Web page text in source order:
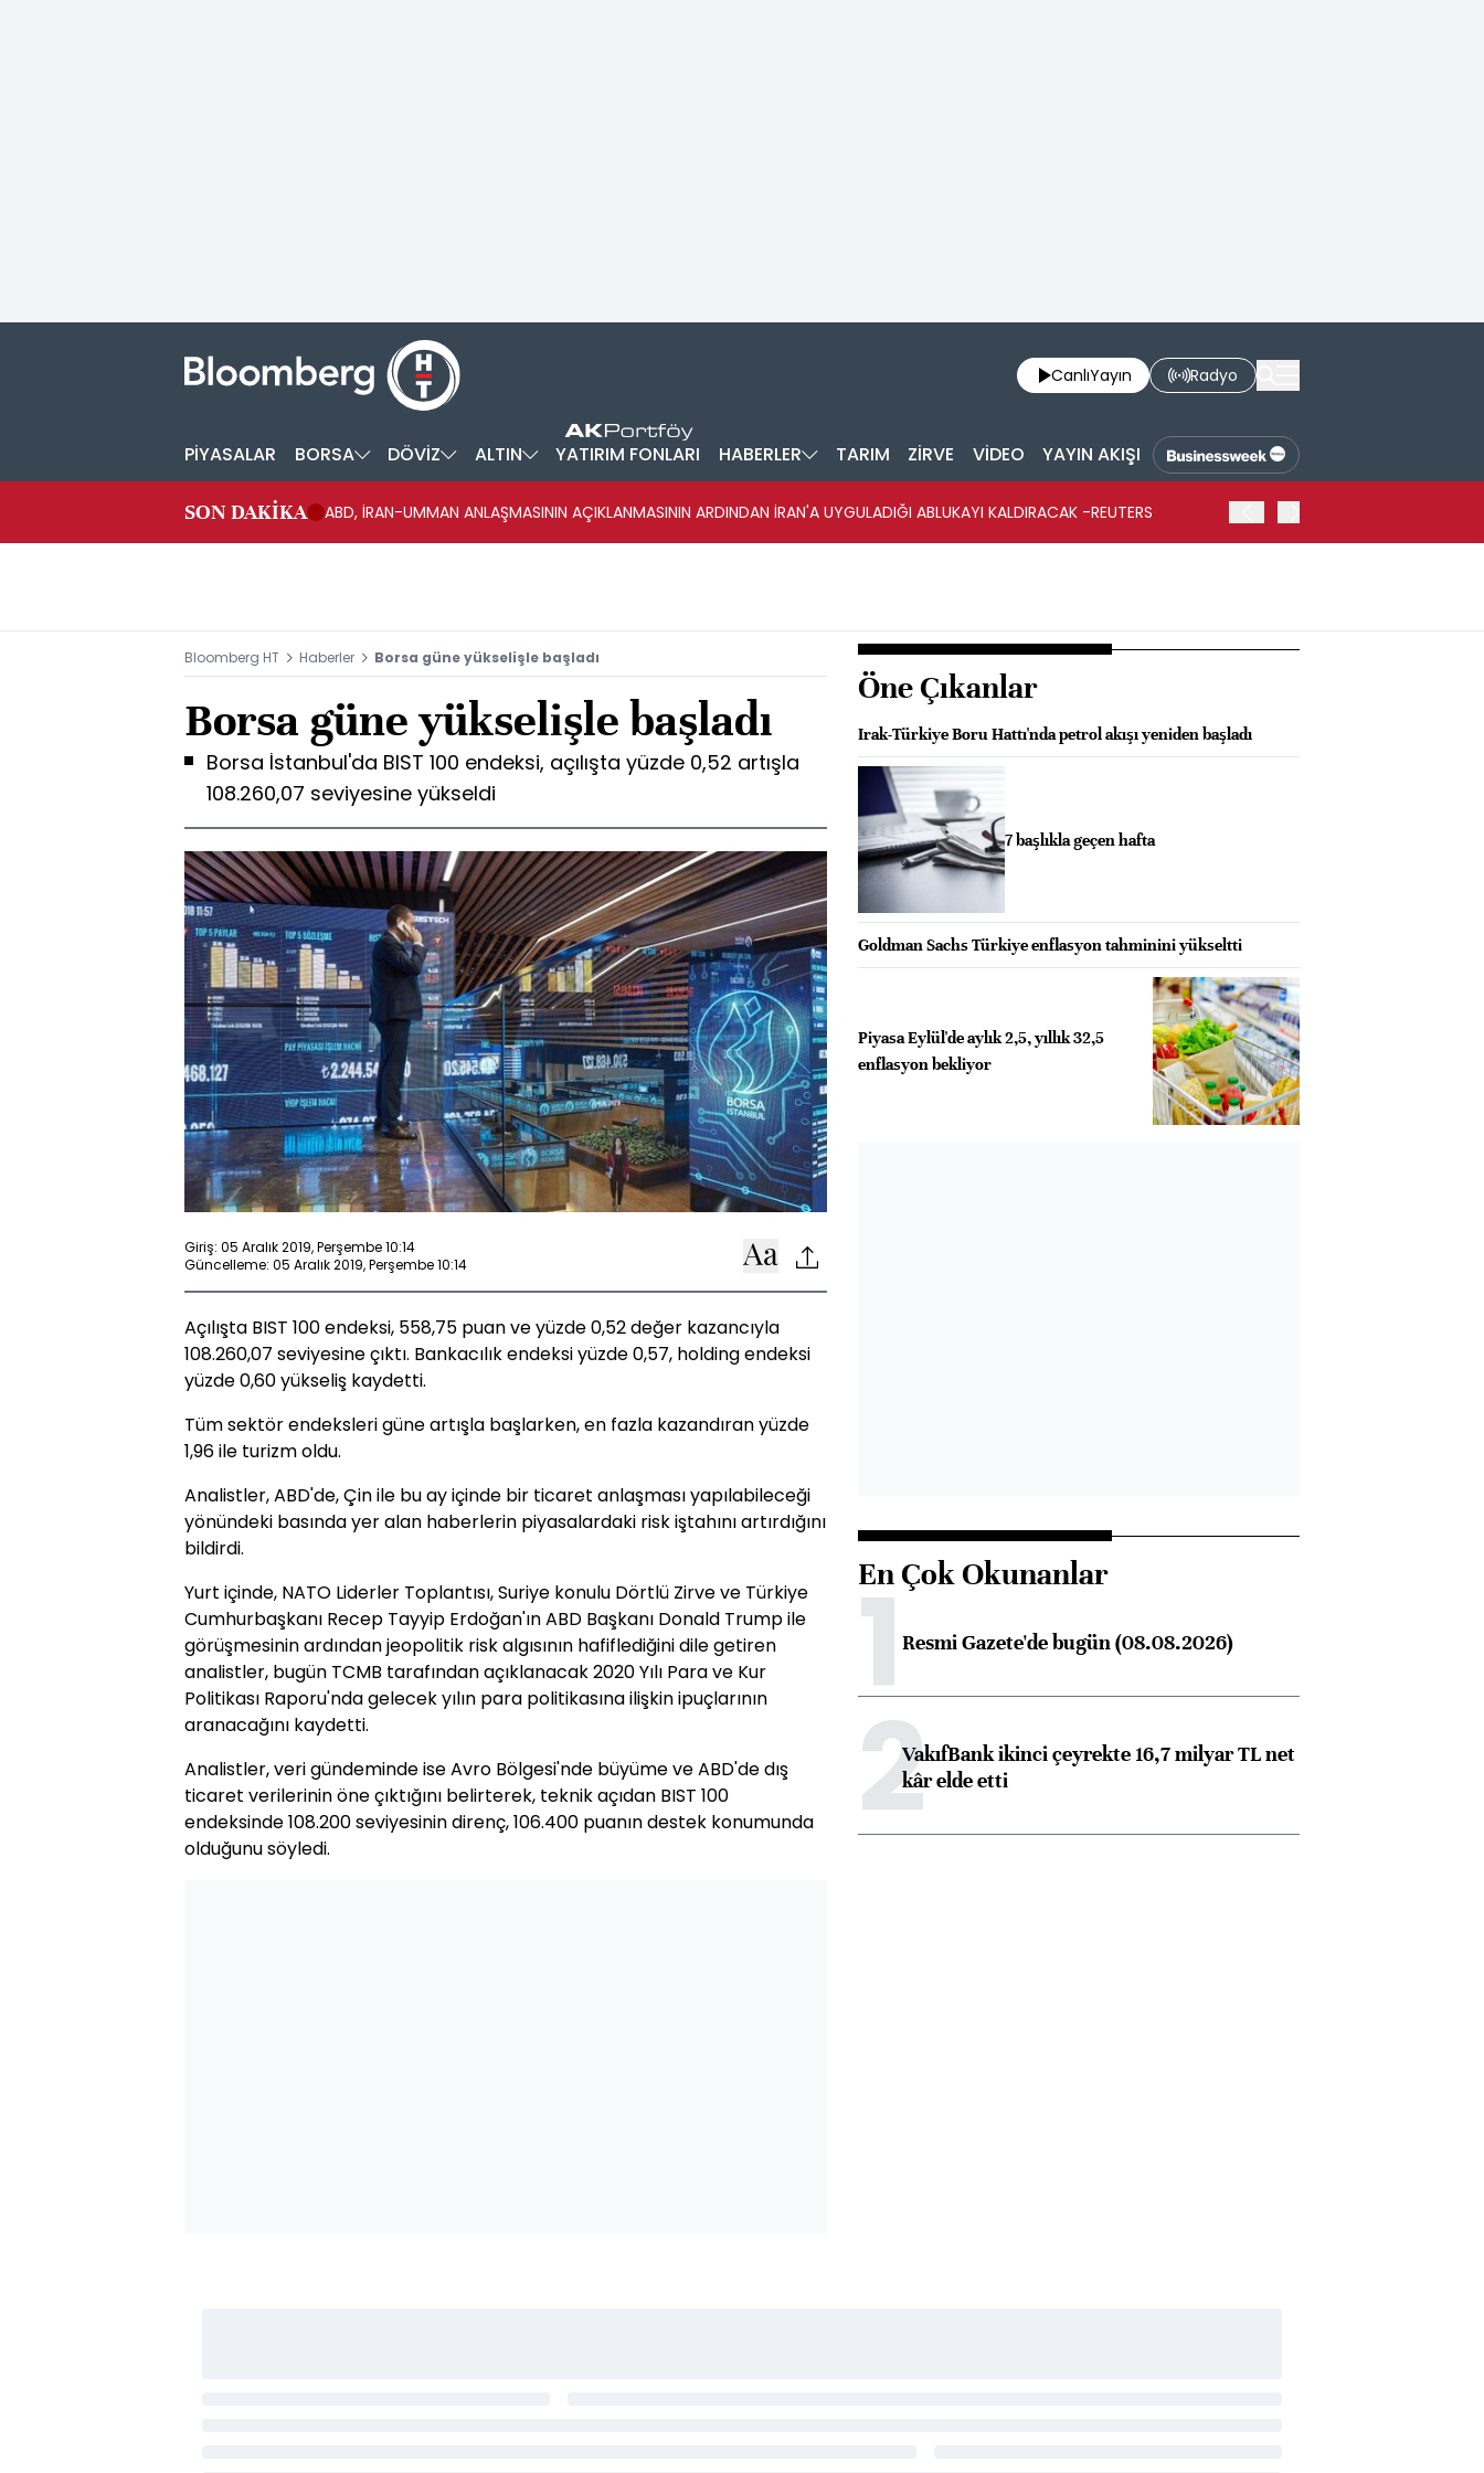
CanlıYayın Radyo
PİYASALAR BORSA DÖVİZ ALTIN YATIRIM FONLARI HABERLER TARIM ZİRVE VİDEO YAYIN AKIŞI
SON DAKİKA ABD, İRAN-UMMAN ANLAŞMASININ AÇIKLANMASININ ARDINDAN İRAN'A UYGULADIĞI ABLUKAYI KALDIRACAK -REUTERS
Bloomberg HT Haberler Borsa güne yükselişle başladı
Borsa güne yükselişle başladı
Borsa İstanbul'da BIST 100 endeksi, açılışta yüzde 0,52 artışla
108.260,07 seviyesine yükseldi
Giriş: 05 Aralık 2019, Perşembe 10:14
Güncelleme: 05 Aralık 2019, Perşembe 10:14
Açılışta BIST 100 endeksi, 558,75 puan ve yüzde 0,52 değer kazancıyla
108.260,07 seviyesine çıktı. Bankacılık endeksi yüzde 0,57, holding endeksi
yüzde 0,60 yükseliş kaydetti.
Tüm sektör endeksleri güne artışla başlarken, en fazla kazandıran yüzde
1,96 ile turizm oldu.
Analistler, ABD'de, Çin ile bu ay içinde bir ticaret anlaşması yapılabileceği
yönündeki basında yer alan haberlerin piyasalardaki risk iştahını artırdığını
bildirdi.
Yurt içinde, NATO Liderler Toplantısı, Suriye konulu Dörtlü Zirve ve Türkiye
Cumhurbaşkanı Recep Tayyip Erdoğan'ın ABD Başkanı Donald Trump ile
görüşmesinin ardından jeopolitik risk algısının hafiflediğini dile getiren
analistler, bugün TCMB tarafından açıklanacak 2020 Yılı Para ve Kur
Politikası Raporu'nda gelecek yılın para politikasına ilişkin ipuçlarının
aranacağını kaydetti.
Analistler, veri gündeminde ise Avro Bölgesi'nde büyüme ve ABD'de dış
ticaret verilerinin öne çıktığını belirterek, teknik açıdan BIST 100
endeksinde 108.200 seviyesinin direnç, 106.400 puanın destek konumunda
olduğunu söyledi.
Öne Çıkanlar
Irak-Türkiye Boru Hattı'nda petrol akışı yeniden başladı
7 başlıkla geçen hafta
Goldman Sachs Türkiye enflasyon tahminini yükseltti
Piyasa Eylül'de aylık 2,5, yıllık 32,5
enflasyon bekliyor
En Çok Okunanlar
1Resmi Gazete'de bugün (08.08.2026)
2VakıfBank ikinci çeyrekte 16,7 milyar TL net
kâr elde etti